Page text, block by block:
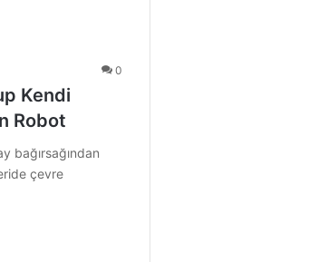
0
Kendi
Robot
bağırsağından
çevre